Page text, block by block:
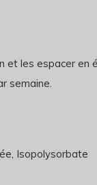
et les espacer
semaine.
Isopolysorbate